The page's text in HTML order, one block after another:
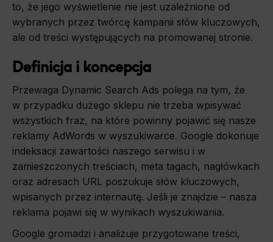
to, że jego wyświetlenie nie jest uzależnione od
wybranych przez twórcę kampanii słów kluczowych,
ale od treści występujących na promowanej stronie.
Definicja i koncepcja
Przewaga Dynamic Search Ads polega na tym, że
w przypadku dużego sklepu nie trzeba wpisywać
wszystkich fraz, na które powinny pojawić się nasze
reklamy AdWords w wyszukiwarce. Google dokonuje
indeksacji zawartości naszego serwisu i w
zamieszczonych treściach, meta tagach, nagłówkach
oraz adresach URL poszukuje słów kluczowych,
wpisanych przez internautę. Jeśli je znajdzie – nasza
reklama pojawi się w wynikach wyszukiwania.
Google gromadzi i analizuje przygotowane treści,